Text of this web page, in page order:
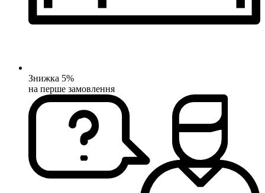
Знижка 5%
на перше замовлення